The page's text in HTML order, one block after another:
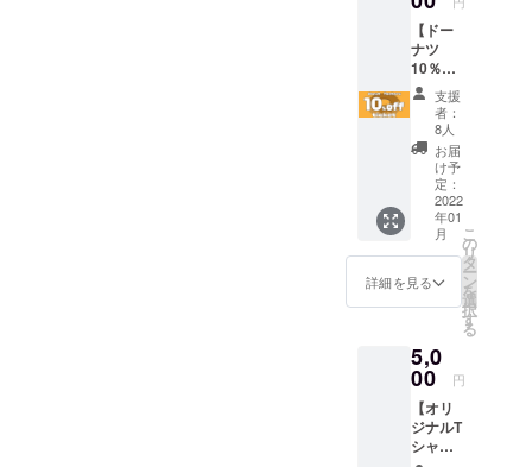
セージ
など頂
けると
ありが
たいで
す。
【ドー
ナツ
10％割
引チ
ケッ
ト】 使
用期
限：
OPEN
2022/2/
ルにて
チケッ
ト画像
をお送
しま
す。 店
頭にて
画像を
ご提示
いただ
支援
者：
8人
お届
け予
定：
2022
年01
月
詳細を見る
こ
の
リ
タ
ー
ン
を
選
択
す
る
5,0
00 円
【オリ
ジナルT
シャツ